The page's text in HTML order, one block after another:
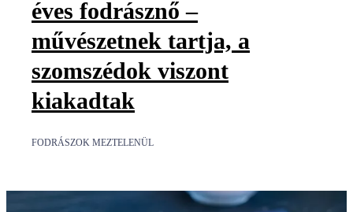
éves fodrásznő –
művészetnek tartja, a
szomszédok viszont
kiakadtak
FODRÁSZOK MEZTELENÜL